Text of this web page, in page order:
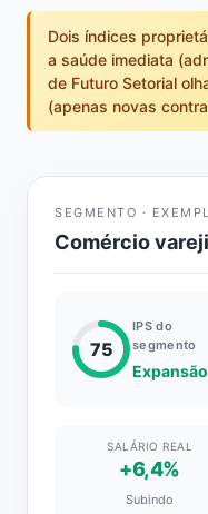
Dois índices
a saúde imediata
de Futuro Setorial
(apenas novas
SEGMENTO ·
Comércio
75
IPS do
segmento
Expansão
SALÁRIO REAL
+6,4%
Subindo